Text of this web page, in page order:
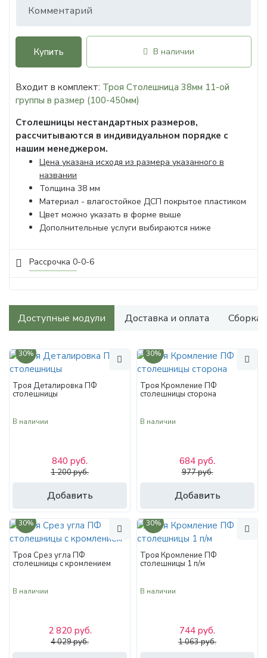
Рассрочка 0-0-6
Купить В наличии
Входит в комплект: Троя Столешница 38мм 11-ой
группы в размер (100-450мм)
Столешницы нестандартных размеров,
рассчитываются в индивидуальном порядке с
нашим менеджером.
Цена указана исходя из размера указанного в
названии
Толщина 38 мм
Материал - влагостойкое ДСП покрытое пластиком
Цвет можно указать в форме выше
Дополнительные услуги выбираются ниже
Доступные модули Доставка и оплата Сборка
30%
Троя Деталировка ПФ
столешницы
В наличии
Добавить
840 руб.
1 200 руб.
30%
Троя Кромление ПФ
столешницы сторона
В наличии
Добавить
684 руб.
977 руб.
30%
Троя Срез угла ПФ
столешницы с кромлением
В наличии
2 820 руб.
4 029 руб.
30%
Троя Кромление ПФ
столешницы 1 п/м
В наличии
744 руб.
1 063 руб.